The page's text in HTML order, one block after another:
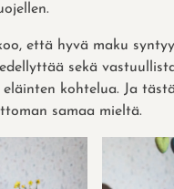
että hyvä maku
sekä
eläinten kohtelua. Ja
samaa mieltä.